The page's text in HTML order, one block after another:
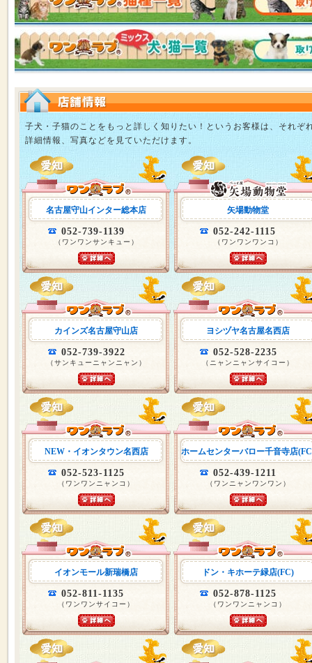
子犬・子猫のことをもっと詳しく知りたい！というお客様は、それぞ
詳細情報、写真などを見ていただけます。
名古屋守山インター総本店
052-739-1139
（ワンワンサンキュー）
矢場動物堂
052-242-1115
（ワンワンワンコ）
カインズ名古屋守山店
052-739-3922
（サンキューニャンニャン）
ヨシヅヤ名古屋名西店
052-528-2235
（ニャンニャンサイコー）
NEW・イオンタウン名西店
052-523-1125
（ワンワンニャンコ）
ホームセンターバロー千音寺店
052-439-1211
（ワンニャンワンワン）
イオンモール新瑞橋店
052-811-1135
（ワンワンサイコー）
ドン・キホーテ緑店(FC)
052-878-1125
（ワンワンニャンコ）